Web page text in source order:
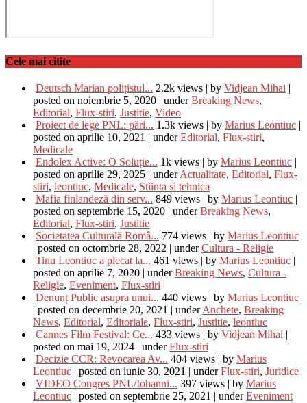
Cele mai citite
Deutsch Marian polițistul... 2.2k views | by Vidjean Mihai |
posted on noiembrie 5, 2020 | underBreaking News,
Editorial, Flux-stiri, Justitie, Video
Proiect de lege PNL: pări... 1.3k views | by Marius Leontiuc |
posted on aprilie 10, 2021 | underEditorial, Flux-stiri,
Medicale
Endolex Active: O Soluție... 1k views | by Marius Leontiuc |
posted on aprilie 29, 2025 | underActualitate, Editorial, Flux-
stiri, leontiuc, Medicale, Stiinta si tehnica
Mafia finlandeză din serv... 849 views | by Marius Leontiuc |
posted on septembrie 15, 2020 | underBreaking News,
Editorial, Flux-stiri, Justitie
Societatea Culturală Româ... 774 views | by Marius Leontiuc
| posted on octombrie 28, 2022 | underCultura - Religie
Tinu Leontiuc a plecat la... 461 views | by Marius Leontiuc |
posted on aprilie 7, 2020 | underBreaking News, Cultura -
Religie, Eveniment, Flux-stiri
Denunț Public asupra unui... 440 views | by Marius Leontiuc
| posted on decembrie 20, 2021 | underAnchete, Breaking
News, Editorial, Editoriale, Flux-stiri, Justitie, leontiuc
Cannes Film Festival: Ce... 433 views | by Vidjean Mihai |
posted on mai 19, 2024 | underFlux-stiri
Decizie CCR: Revocarea Av... 404 views | by Marius
Leontiuc | posted on iunie 30, 2021 | underFlux-stiri, Juridice
VIDEO Congres PNL/Iohanni... 397 views | by Marius
Leontiuc | posted on septembrie 25, 2021 | underEveniment